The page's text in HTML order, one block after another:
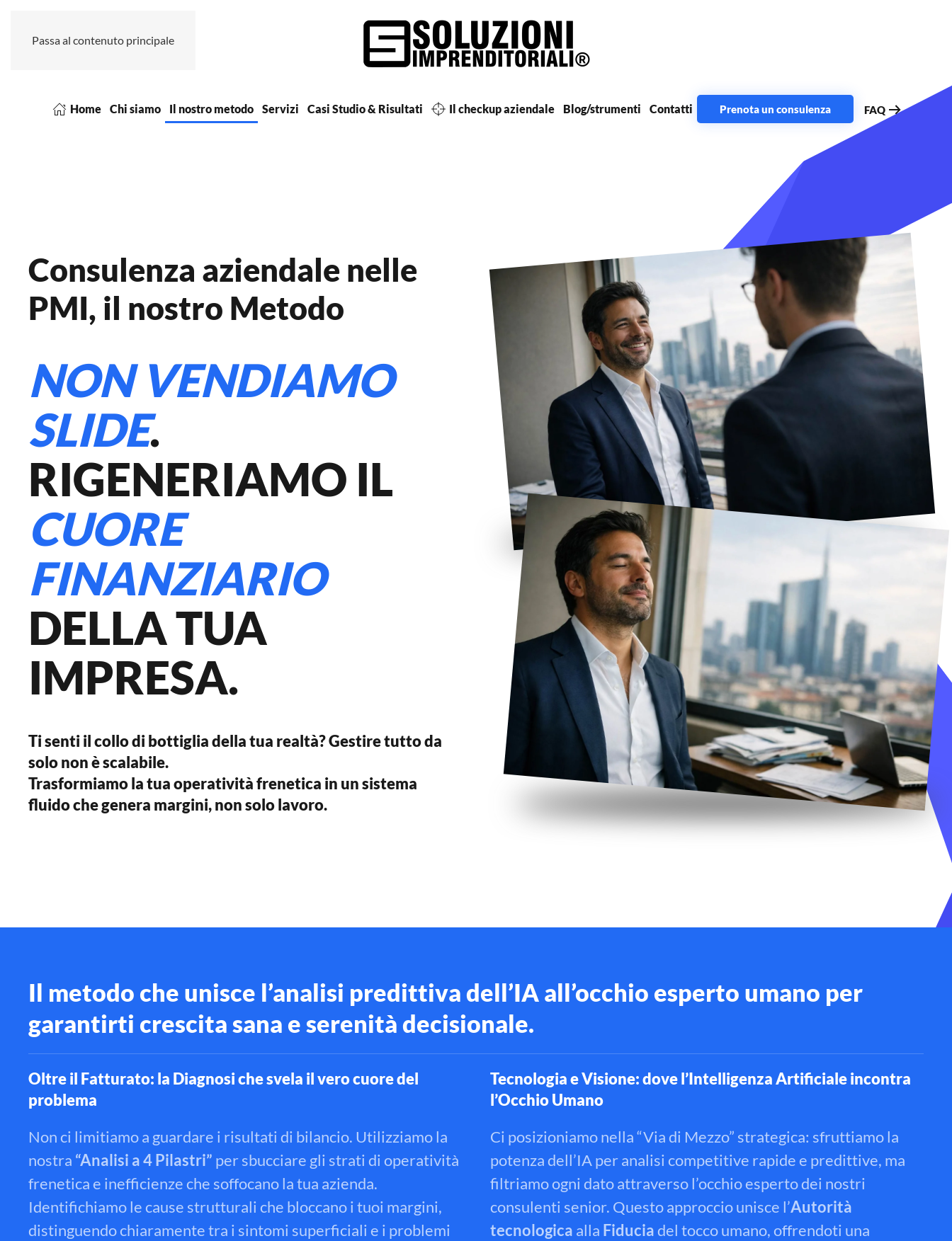
Passa al contenuto principale
Home Chi siamo Il nostro metodo Servizi Casi Studio & Risultati Il checkup aziendale Blog/strumenti Contatti Prenota un consulenza FAQ
Consulenza aziendale nelle
PMI, il nostro Metodo
NON VENDIAMO
SLIDE.
RIGENERIAMO IL
CUORE
FINANZIARIO
DELLA TUA
IMPRESA.
Ti senti il collo di bottiglia della tua realtà? Gestire tutto da
solo non è scalabile.
Trasformiamo la tuaoperatività frenetica in unsistema
fluidoche genera margini, non solo lavoro.
Il metodo che unisce l’analisi predittiva dell’IA all’occhio esperto umano per
garantirti crescita sana e serenità decisionale.
Oltre il Fatturato: la Diagnosi che svela il vero cuore del
problema
Non ci limitiamo a guardare i risultati di bilancio. Utilizziamo la
nostra “Analisi a 4 Pilastri” per sbucciare gli strati di operatività
frenetica e inefficienze che soffocano la tua azienda.
Identifichiamo le cause strutturali che bloccano i tuoi margini,
distinguendo chiaramente tra i sintomi superficiali e i problemi
Tecnologia e Visione: dove l’Intelligenza Artificiale incontra
l’Occhio Umano
Ci posizioniamo nella “Via di Mezzo” strategica: sfruttiamo la
potenza dell’IA per analisi competitive rapide e predittive, ma
filtriamo ogni dato attraverso l’occhio esperto dei nostri
consulenti senior. Questo approccio unisce l’Autorità
tecnologica alla Fiduciadel tocco umano, offrendoti una